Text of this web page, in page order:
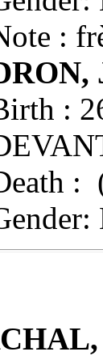
:
:
: